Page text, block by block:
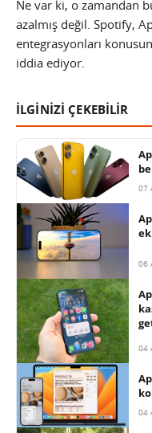
Ne var ki, o zamandan
azalmış değil. Spotify,
entegrasyonları
iddia ediyor.
İLGİNİZİ ÇEKEBİLİR
07
06
04
04